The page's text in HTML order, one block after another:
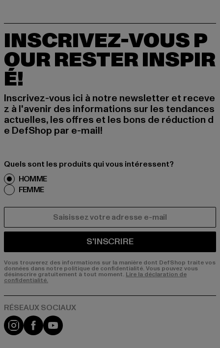
INSCRIVEZ-VOUS P
OUR RESTER INSPIR
É!
Inscrivez-vous ici à notre newsletter et receve
z à l'avenir des informations sur les tendances
actuelles, les offres et les bons de réduction d
e DefShop par e-mail!
Quels sont les produits qui vous intéressent?
HOMME
FEMME
S'INSCRIRE
Vous trouverez des informations sur la manière dont DefShop traite vos
données dans notre politique de confidentialité. Vous pouvez vous
désinscrire gratuitement à tout moment. Lire la déclaration de
confidentialité.
Visit our Instagram page:
Visit our Facebook page:
Visit our YouTube channel: